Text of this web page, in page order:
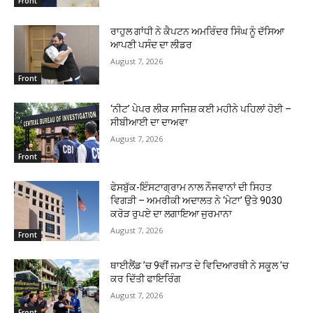
Front
ਰਾਹੁਲ ਗਾਂਧੀ ਨੇ ਕੈਪਟਨ ਅਮਰਿੰਦਰ ਸਿੰਘ ਨੂੰ ਦੱਸਿਆ
ਆਪਣੀ ਪਸੰਦ ਦਾ ਲੀਡਰ
August 7, 2026
Front
‘ਨੀਟ’ ਪੇਪਰ ਲੀਕ ਸਾਜਿਸ਼ ਕਈ ਮਹੀਨੇ ਪਹਿਲਾਂ ਹੋਈ –
ਸੀਬੀਆਈ ਦਾ ਦਾਅਵਾ
August 7, 2026
Front
ਫੇਸਬੁੱਕ-ਇੰਸਟਾਗ੍ਰਾਮ ਨਾਲ ਨੌਜਵਾਨਾਂ ਦੀ ਸਿਹਤ
ਵਿਗੜੀ – ਅਮਰੀਕੀ ਅਦਾਲਤ ਨੇ ‘ਮੇਟਾ’ ਉਤੇ 9030
ਕਰੋੜ ਰੁਪਏ ਦਾ ਲਗਾਇਆ ਜੁਰਮਾਨਾ
August 7, 2026
ਥਾਈਲੈਂਡ ’ਚ 9ਵੀਂ ਜਮਾਤ ਦੇ ਵਿਦਿਆਰਥੀ ਨੇ ਸਕੂਲ ’ਚ
ਕਰ ਦਿੱਤੀ ਫਾਇਰਿੰਗ
August 7, 2026